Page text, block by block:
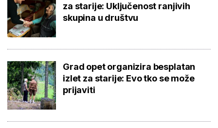
za starije: Uključenost ranjivih
skupina u društvu
Grad opet organizira besplatan
izlet za starije: Evo tko se može
prijaviti